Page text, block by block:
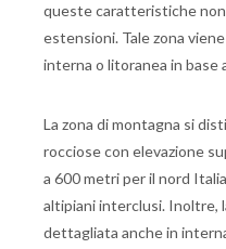
queste caratteristiche
estensioni. Tale zona
interna o litoranea in base
La zona di montagna si
rocciose con elevazione
a 600 metri per il nord
altipiani interclusi. Inoltre,
dettagliata anche in